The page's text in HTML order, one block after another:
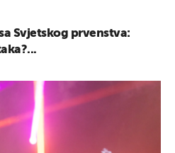
Svjetskog prvenstva: